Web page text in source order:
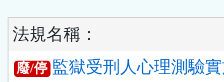
法規名稱：
廢/停 監獄受刑人心理測驗